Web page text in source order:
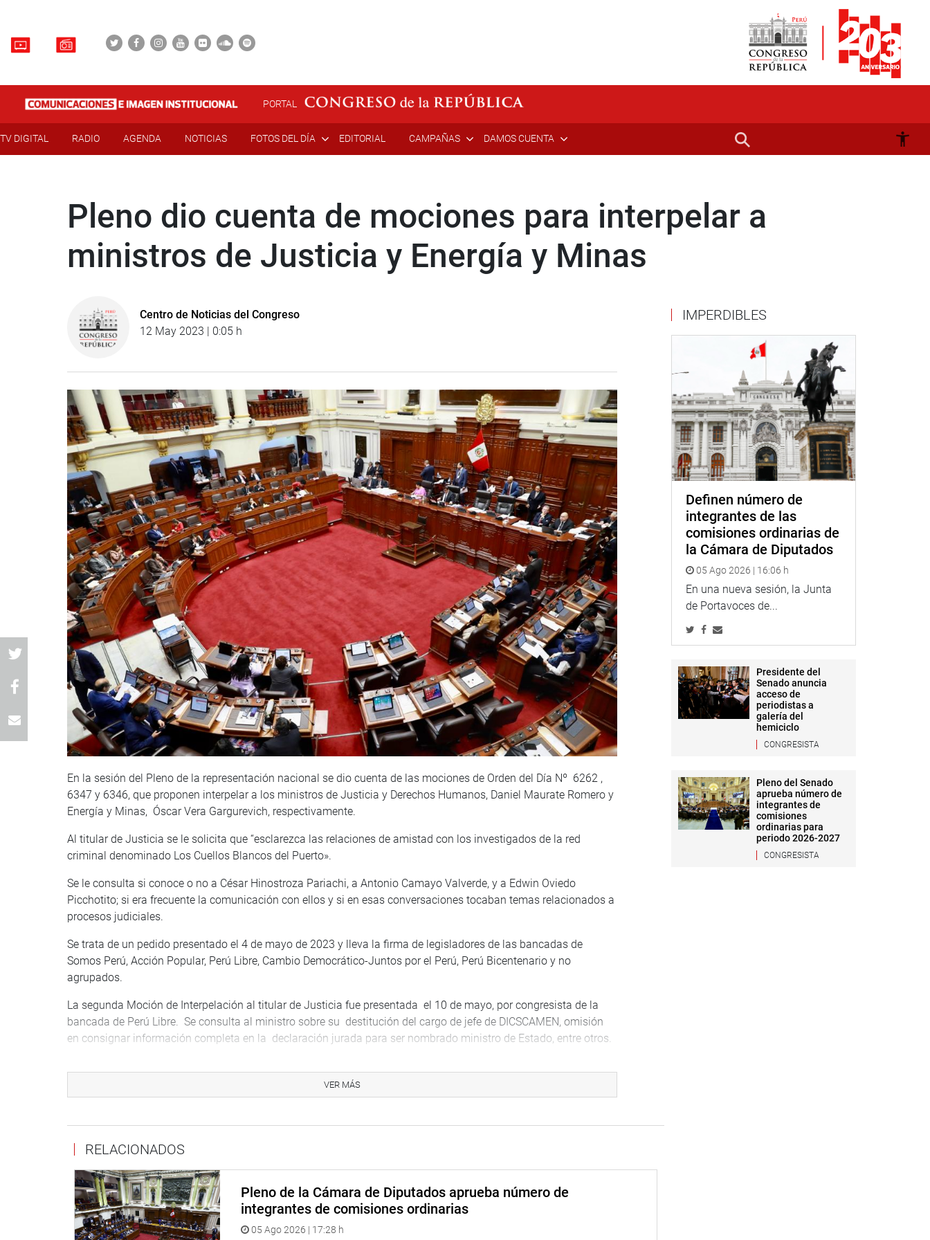
PORTAL
TV DIGITAL RADIO AGENDA NOTICIAS FOTOS DEL DÍA EDITORIAL CAMPAÑAS DAMOS CUENTA
Pleno dio cuenta de mociones para interpelar a
ministros de Justicia y Energía y Minas
Centro de Noticias del Congreso
12 May 2023 | 0:05 h
En la sesión del Pleno de la representación nacional se dio cuenta de las mociones de Orden del Día Nº 6262 ,
6347 y 6346, que proponen interpelar a los ministros de Justicia y Derechos Humanos, Daniel Maurate Romero y
Energía y Minas, Óscar Vera Gargurevich, respectivamente.
Al titular de Justicia se le solicita que “esclarezca las relaciones de amistad con los investigados de la red
criminal denominado Los Cuellos Blancos del Puerto».
Se le consulta si conoce o no a César Hinostroza Pariachi, a Antonio Camayo Valverde, y a Edwin Oviedo
Picchotito; si era frecuente la comunicación con ellos y si en esas conversaciones tocaban temas relacionados a
procesos judiciales.
Se trata de un pedido presentado el 4 de mayo de 2023 y lleva la firma de legisladores de las bancadas de
Somos Perú, Acción Popular, Perú Libre, Cambio Democrático-Juntos por el Perú, Perú Bicentenario y no
agrupados.
La segunda Moción de Interpelación al titular de Justicia fue presentada el 10 de mayo, por congresista de la
bancada de Perú Libre. Se consulta al ministro sobre su destitución del cargo de jefe de DICSCAMEN, omisión
en consignar información completa en la declaración jurada para ser nombrado ministro de Estado, entre otros.
por integrantes de la bancada de Fuerza Popular, para que el titular de la referida cartera, responda por la
omisión de las sanciones administrativas en su declaración jurada como ministro de Estado y la reunión con
Para la admisión a debate de las tres mociones, según el artículo 83 del Reglamento, inciso b), “se requiere el
sesión a aquella en que se dio cuenta de la moción”.
OFICINA DE COMUNICACIONES
VER MÁS
RELACIONADOS
Pleno de la Cámara de Diputados aprueba número de
integrantes de comisiones ordinarias
05 Ago 2026 | 17:28 h
IMPERDIBLES
Definen número de
integrantes de las
comisiones ordinarias de
la Cámara de Diputados
05 Ago 2026 | 16:06 h
En una nueva sesión, la Junta
de Portavoces de...
Presidente del
Senado anuncia
acceso de
periodistas a
galería del
hemiciclo
CONGRESISTA
Pleno del Senado
aprueba número de
integrantes de
comisiones
ordinarias para
periodo 2026-2027
CONGRESISTA